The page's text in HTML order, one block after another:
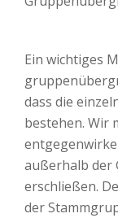
Ein wichtiges
dass die
bestehen. Wir
außerhalb der
erschließen.
der